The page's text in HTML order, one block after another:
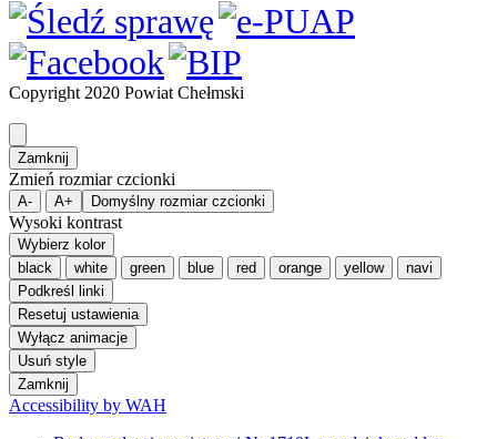
Zamknij
Zmień rozmiar czcionki
A- A+ Domyślny rozmiar czcionki
Wysoki kontrast
Podkreśl linki
Resetuj ustawienia
Wyłącz animacje
Usuń style
Zamknij
Accessibility by WAH
Budowa drogi powiatowej Nr 1719L na odcinku od km
3+535 do km 7+146 wraz ze ścieżką rowerową w ciągu drogi
powiatowej Nr 1719L, gm. Wierzbica
Cyberbezpieczeństwo – informacje
Deklaracja dostępności
Dla mieszkańca